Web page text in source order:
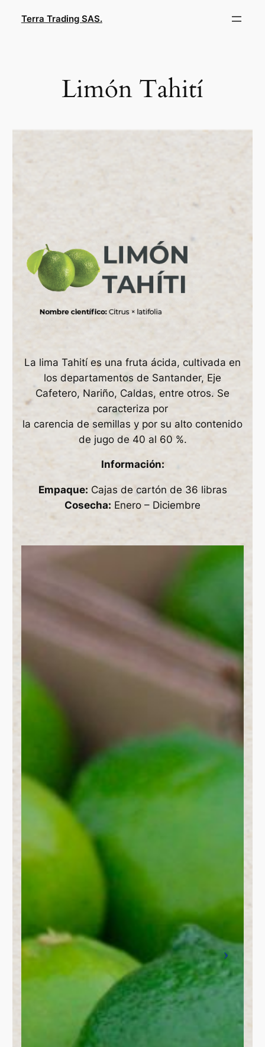
Terra Trading SAS.
Limón Tahití
La lima Tahití es una fruta ácida, cultivada en
los departamentos de Santander, Eje
Cafetero, Nariño, Caldas, entre otros. Se
caracteriza por
la carencia de semillas y por su alto contenido
de jugo de 40 al 60 %.
Información:
Empaque: Cajas de cartón de 36 libras
Cosecha: Enero – Diciembre